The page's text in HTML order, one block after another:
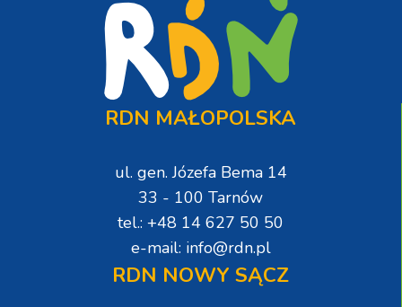
RDN MAŁOPOLSKA
ul. gen. Józefa Bema 14
33 - 100 Tarnów
tel.: +48 14 627 50 50
e-mail: info@rdn.pl
RDN NOWY SĄCZ